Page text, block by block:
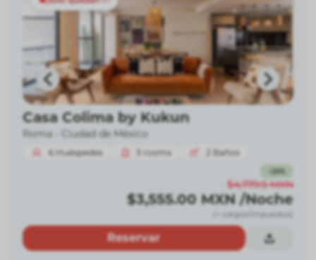
Casa Colima by Kukun
Roma - Ciudad de México
6 Huéspedes 3 rooms 2 Baños
26%
$4,779.5 MXN
$3,555.00 MXN /Noche
(+ cargos/impuestos)
Reservar